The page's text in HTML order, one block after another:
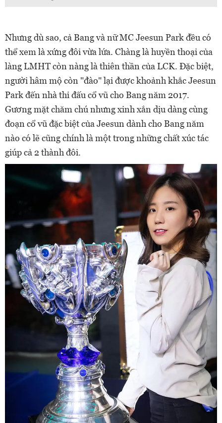
Nhưng dù sao, cả Bang và nữ MC Jeesun Park đều có
thể xem là xứng đôi vừa lứa. Chàng là huyền thoại của
làng LMHT còn nàng là thiên thần của LCK. Đặc biệt,
người hâm mộ còn "đào" lại được khoảnh khắc Jeesun
Park đến nhà thi đấu cổ vũ cho Bang năm 2017.
Gương mặt chăm chú nhưng xinh xắn dịu dàng cùng
đoạn cổ vũ đặc biệt của Jeesun dành cho Bang năm
nào có lẽ cũng chính là một trong những chất xúc tác
giúp cả 2 thành đôi.